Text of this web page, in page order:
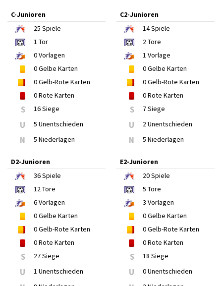
C-Junioren
25 Spiele
1 Tor
0Vorlagen
0Gelbe Karten
0Gelb-Rote Karten
0Rote Karten
S 16 Siege
U 5 Unentschieden
N 5 Niederlagen
C2-Junioren
14Spiele
2Tore
1 Vorlage
0Gelbe Karten
0Gelb-Rote Karten
0Rote Karten
S 7 Siege
U 2 Unentschieden
N 5 Niederlagen
D2-Junioren
36Spiele
12Tore
6Vorlagen
0Gelbe Karten
0Gelb-Rote Karten
0Rote Karten
S 27 Siege
U 1 Unentschieden
E2-Junioren
20Spiele
5 Tore
3 Vorlagen
0Gelbe Karten
0Gelb-Rote Karten
0Rote Karten
S 18 Siege
U 0 Unentschieden